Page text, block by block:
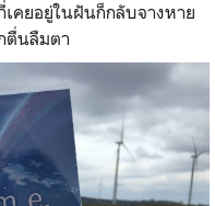
คยอยู่ในฝันก็กลับจางหาย
ตื่นลืมตา